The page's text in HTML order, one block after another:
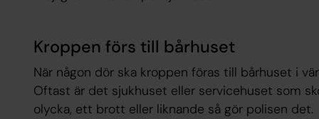
Kroppen förs till bårhuset
När någon dör ska kroppen föras till bårhuset i
Oftast är det sjukhuset eller servicehuset som
olycka, ett brott eller liknande så gör polisen det.